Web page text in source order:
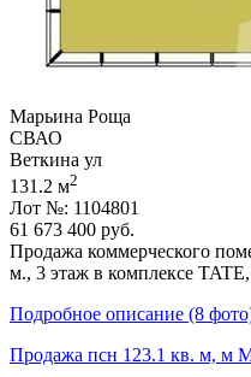
Марьина Роща
СВАО
Веткина ул
131.2 м2
Лот №: 1104801
61 673 400 руб.
Продажа коммерческого
м.,­ 3 этаж в комплексе
Подробное описание (8
Продажа псн 123.1 кв. м, м